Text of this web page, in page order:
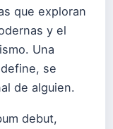
que exploran
y el
Una
se
de alguien.
debut,